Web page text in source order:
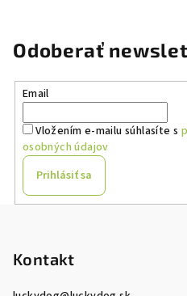
Odoberať
Email
Vložením e-mailu súhlasíte s
osobných údajov
Prihlásiť sa
Kontakt